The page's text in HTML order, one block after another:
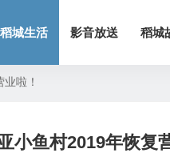
稻城生活 影音放送 稻城
啦！
小鱼村2019年恢复